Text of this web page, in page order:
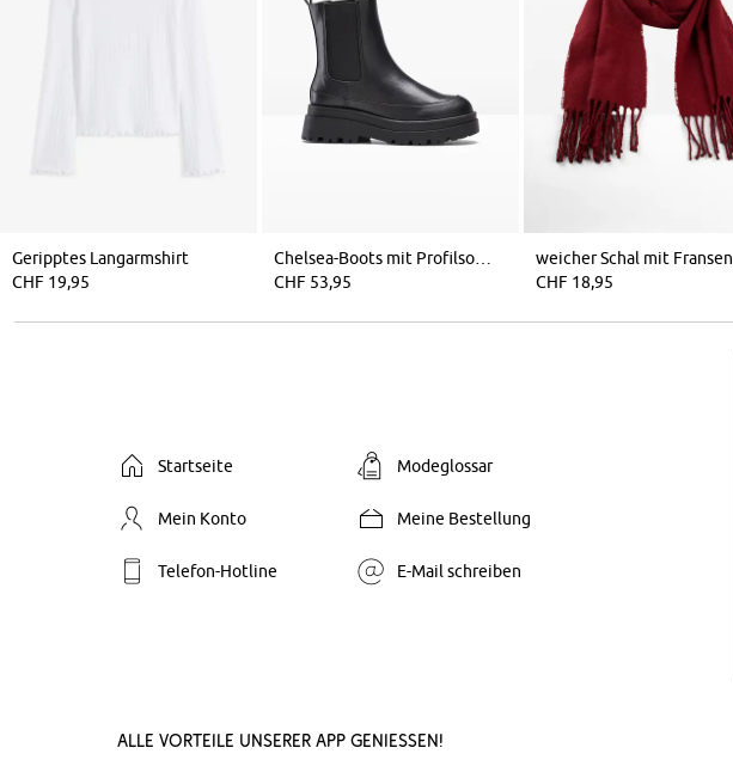
Geripptes Langarmshirt
CHF 19,95
CHF 53,95
weicher Schal mit Fransen
CHF 18,95
Startseite Modeglossar
Mein Konto Meine Bestellung
Telefon-Hotline E-Mail schreiben
Alle Vorteile unserer App genießen!